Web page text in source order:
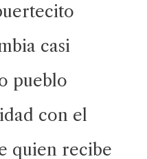
casi
pueblo
con el
quien recibe